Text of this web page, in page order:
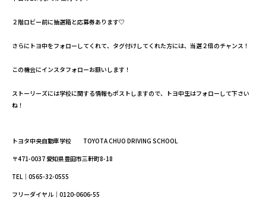
２階ロビー前に抽選箱と応募券あります♡
さらにトヨ中をフォローしてくれて、タグ付けしてくれた方には、当選２倍のチャンス！
この機会にインスタフォローお願いします！
ストーリーズには学校に関する情報もポストしますので、トヨ中生はフォローして下さい
ね！
トヨタ中央自動車学校 TOYOTA CHUO DRIVING SCHOOL
〒471-0037 愛知県豊田市三軒町8-18
TEL｜0565-32-0555
フリーダイヤル｜0120-0606-55